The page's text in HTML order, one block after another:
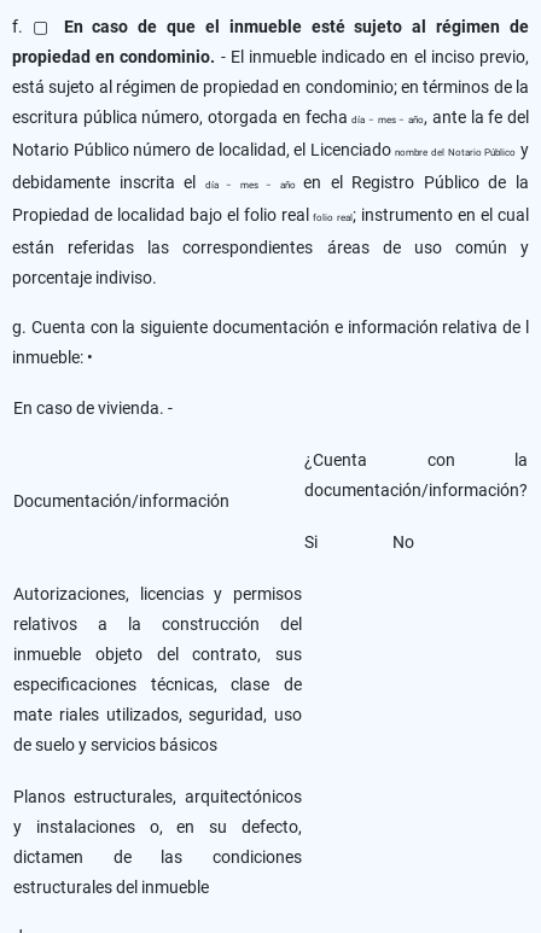
f. ▢ En caso de que el inmueble esté sujeto al régimen de
propiedad en condominio. - El inmueble indicado en el inciso previo,
está sujeto al régimen de propiedad en condominio; en términos de la
escritura pública número, otorgada en fechadía − mes − año, ante la fe del
Notario Público número de localidad, el Licenciadonombre del Notario Público y
debidamente inscrita el
día − mes − añoen el Registro Público de la
Propiedad de localidad bajo el folio realfolio real ; instrumento en el cual
están referidas las correspondientes áreas de uso común y
porcentaje indiviso.
g. Cuenta con la siguiente documentación e información relativa de l
inmueble: •
En caso de vivienda. -
Documentación/información
¿Cuenta con la
documentación/información?
Si No
Autorizaciones, licencias y permisos
relativos a la construcción del
inmueble objeto del contrato, sus
especificaciones técnicas, clase de
mate riales utilizados, seguridad, uso
de suelo y servicios básicos
Planos estructurales, arquitectónicos
y instalaciones o, en su defecto,
dictamen de las condiciones
estructurales del inmueble